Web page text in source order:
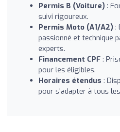
Permis B (Voiture) :
suivi rigoureux.
Permis Moto (A1/A2) :
passionné et technique
experts.
Financement CPF :
pour les éligibles.
Horaires étendus :
pour s'adapter à tous